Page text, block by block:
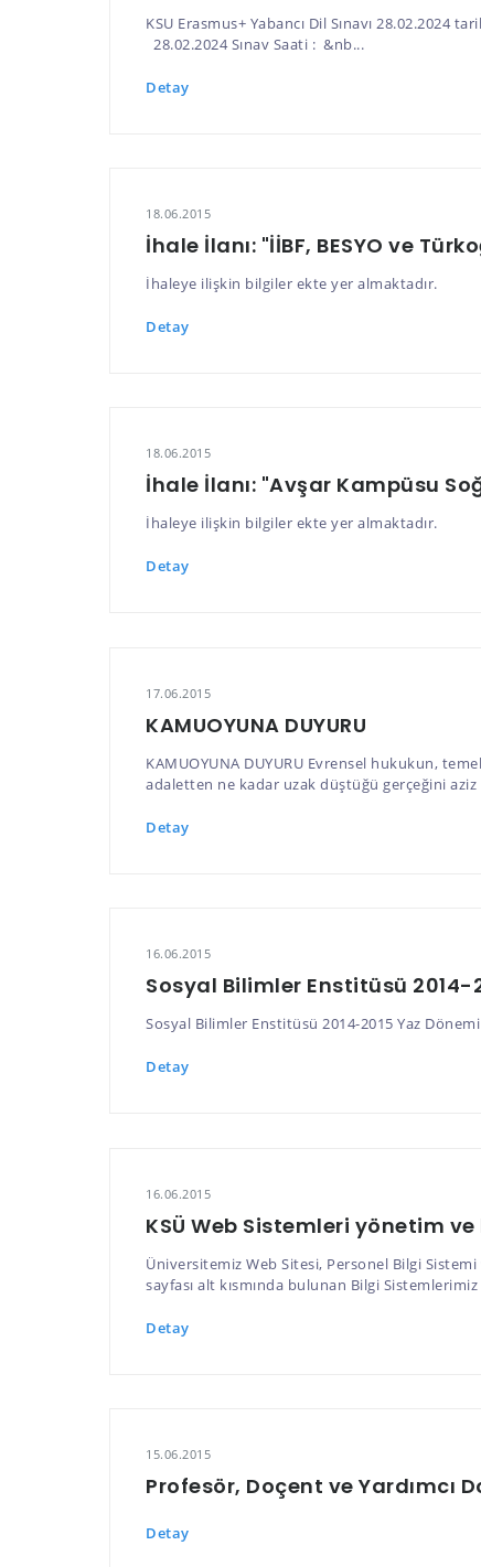
KSU Erasmus+ Yabancı Dil Sınavı
28.02.2024 Sınav Saati : &nb...
Detay
18.06.2015
İhale İlanı: "İİBF, BESYO ve
İhaleye ilişkin bilgiler ekte yer almaktadır.
Detay
18.06.2015
İhale İlanı: "Avşar Kampüsu
İhaleye ilişkin bilgiler ekte yer almaktadır.
Detay
17.06.2015
KAMUOYUNA DUYURU
KAMUOYUNA DUYURU Evrensel hukukun,
adaletten ne kadar uzak düştüğü gerçeğini aziz
Detay
16.06.2015
Sosyal Bilimler Enstitüsü 2014-
Sosyal Bilimler Enstitüsü 2014-2015 Yaz
Detay
16.06.2015
KSÜ Web Sistemleri yönetim
Üniversitemiz Web Sitesi, Personel Bilgi
sayfası alt kısmında bulunan Bilgi
Detay
15.06.2015
Profesör, Doçent ve Yardımcı
Detay